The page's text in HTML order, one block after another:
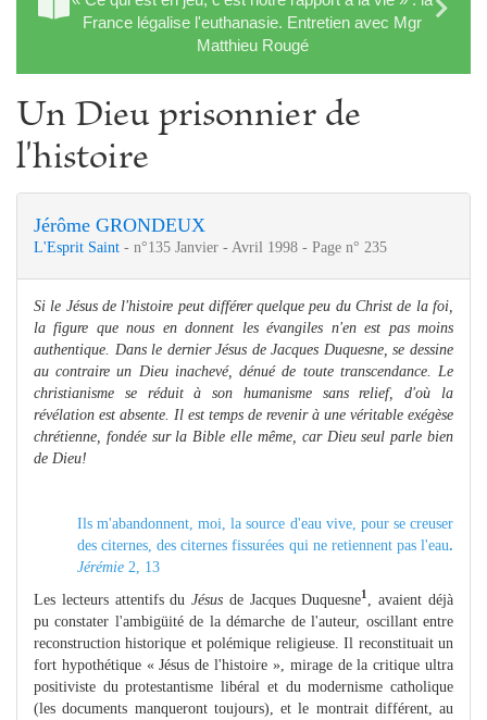
France légalise l'euthanasie. Entretien avec Mgr
Matthieu Rougé
Un Dieu prisonnier de
l'histoire
Jérôme GRONDEUX
L'Esprit Saint - n°135 Janvier - Avril 1998 - Page n° 235
Si le Jésus de l'histoire peut différer quelque peu du Christ de la foi,
la figure que nous en donnent les évangiles n'en est pas moins
authentique. Dans le dernier Jésus de Jacques Duquesne, se dessine
au contraire un Dieu inachevé, dénué de toute transcendance. Le
christianisme se réduit à son humanisme sans relief, d'où la
révélation est absente. Il est temps de revenir à une véritable exégèse
chrétienne, fondée sur la Bible elle même, car Dieu seul parle bien
de Dieu!
Ils m'abandonnent, moi, la source d'eau vive, pour se creuser
des citernes, des citernes fissurées qui ne retiennent pas l'eau.
Jérémie 2, 13
Les lecteurs attentifs duJésus de Jacques Duquesne1
, avaient déjà
pu constater l'ambigüité de la démarche de l'auteur, oscillant entre
reconstruction historique et polémique religieuse. Il reconstituait un
fort hypothétique « Jésus de l'histoire », mirage de la critique ultra
positiviste du protestantisme libéral et du modernisme catholique
(les documents manqueront toujours), et le montrait différent, au